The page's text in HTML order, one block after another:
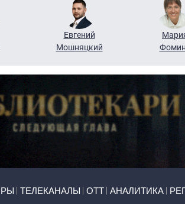
Евгений
Мошняцкий
ТЕЛЕКАНАЛЫ ОТТ АНАЛИТИКА